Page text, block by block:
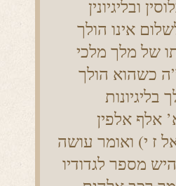
ובליגיונין
אינו הולך
של מלך מלכי
כשהוא הולך
בליגיונות
אלף אלפין
ז י) ואומר עושה
מספר לגדודיו